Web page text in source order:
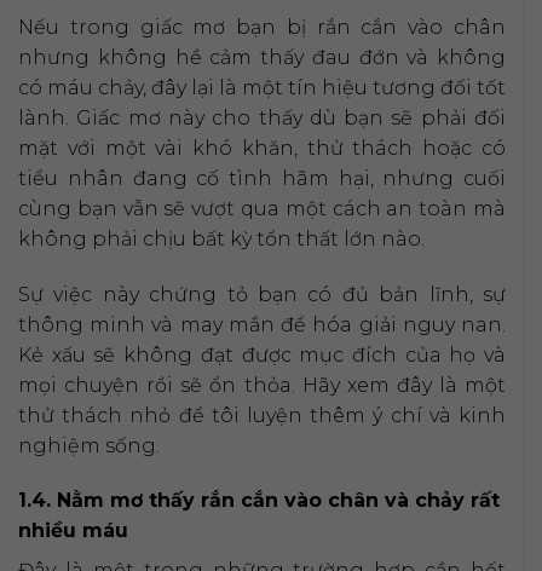
Nếu trong giấc mơ bạn bị rắn cắn vào chân
nhưng không hề cảm thấy đau đớn và không
có máu chảy, đây lại là một tín hiệu tương đối tốt
lành. Giấc mơ này cho thấy dù bạn sẽ phải đối
mặt với một vài khó khăn, thử thách hoặc có
tiểu nhân đang cố tình hãm hại, nhưng cuối
cùng bạn vẫn sẽ vượt qua một cách an toàn mà
không phải chịu bất kỳ tổn thất lớn nào.
Sự việc này chứng tỏ bạn có đủ bản lĩnh, sự
thông minh và may mắn để hóa giải nguy nan.
Kẻ xấu sẽ không đạt được mục đích của họ và
mọi chuyện rồi sẽ ổn thỏa. Hãy xem đây là một
thử thách nhỏ để tôi luyện thêm ý chí và kinh
nghiệm sống.
1.4. Nằm mơ thấy rắn cắn vào chân và chảy rất
nhiều máu